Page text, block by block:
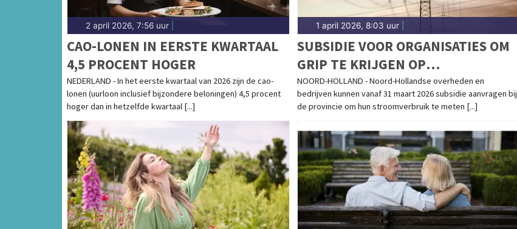
2 april 2026, 7:56 uur
CAO-LONEN IN EERSTE KWARTAAL
4,5 PROCENT HOGER
NEDERLAND - In het eerste kwartaal van 2026 zijn de cao-
lonen (uurloon inclusief bijzondere beloningen) 4,5 procent
hoger dan in hetzelfde kwartaal [...]
1 april 2026, 8:03 uur|
SUBSIDIE VOOR ORGANISATIES OM
GRIP TE KRIJGEN OP
STROOMVERBRUIK
NOORD-HOLLAND - Noord-Hollandse overheden en
bedrijven kunnen vanaf 31 maart 2026 subsidie aanvragen bij
de provincie om hun stroomverbruik te meten [...]